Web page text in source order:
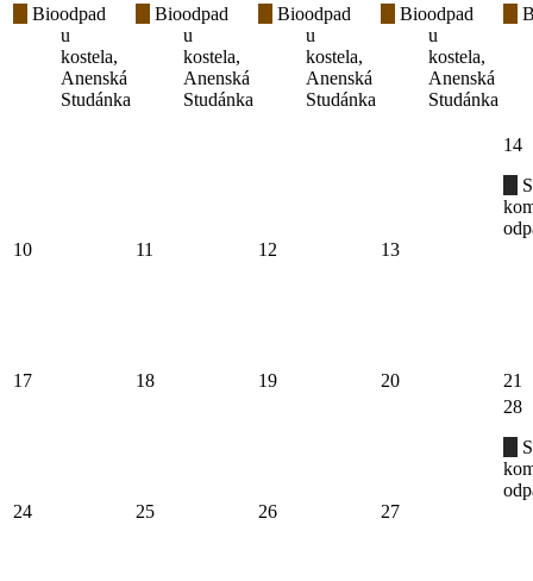
Bioodpad
u
kostela,
Anenská
Studánka
Bioodpad
u
kostela,
Anenská
Studánka
Bioodpad
u
kostela,
Anenská
Studánka
Bioodpad
u
kostela,
Anenská
Studánka
10 11 12 13
14
17 18 19 20 21
24 25 26 27
28